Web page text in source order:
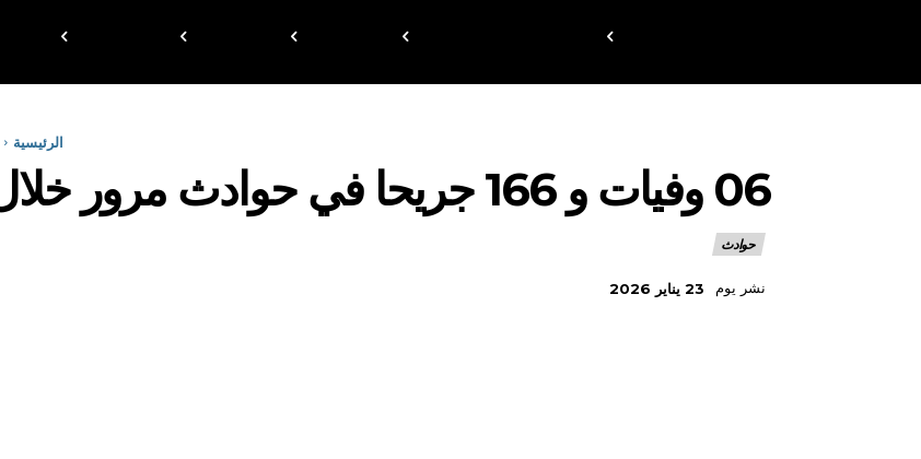
الرئيسية
06 وفيات و 166 جريحا في حوادث مرور خلال 24 ساعة
حوادث
نشر يوم 23 يناير 2026